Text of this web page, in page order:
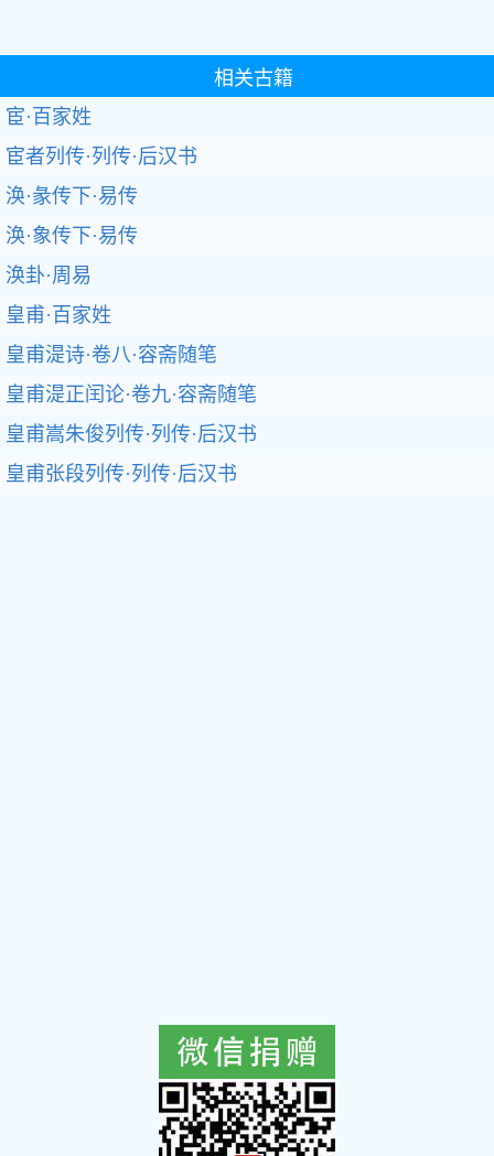
相关古籍
宦·百家姓
宦者列传·列传·后汉书
涣·彖传下·易传
涣·象传下·易传
涣卦·周易
皇甫·百家姓
皇甫湜诗·卷八·容斋随笔
皇甫湜正闰论·卷九·容斋随笔
皇甫嵩朱俊列传·列传·后汉书
皇甫张段列传·列传·后汉书